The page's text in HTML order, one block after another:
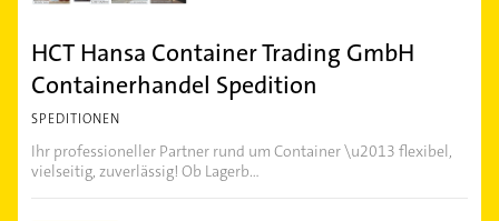
HCT Hansa Container Trading GmbH
Containerhandel Spedition
SPEDITIONEN
Ihr professioneller Partner rund um Container \u2013 flexibel,
vielseitig, zuverlässig! Ob Lagerb...